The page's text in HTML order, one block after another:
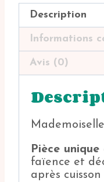
Description
Informations
Avis (0)
Mademoiselle
Pièce
faïence et
après cuisson